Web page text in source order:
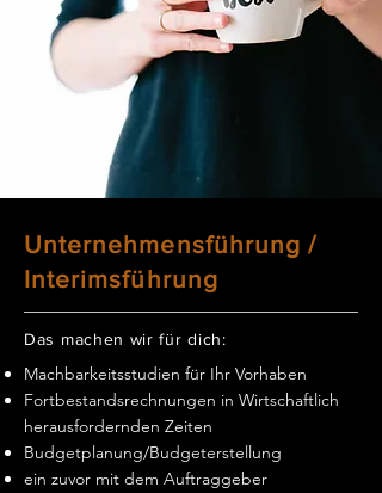
Unternehmensführung /
Interimsführung
Das machen wir für dich:
Machbarkeitsstudien für Ihr Vorhaben
Fortbestandsrechnungen in Wirtschaftlich
herausfordernden Zeiten
Budgetplanung/Budgeterstellung
ein zuvor mit dem Auftraggeber